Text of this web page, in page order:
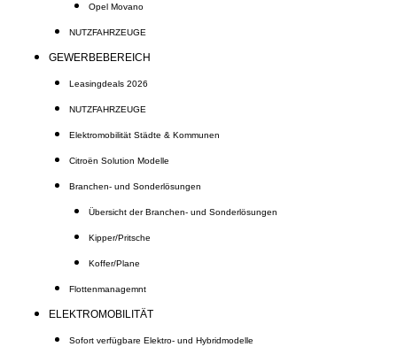
Opel Movano
NUTZFAHRZEUGE
GEWERBEBEREICH
Leasingdeals 2026
NUTZFAHRZEUGE
Elektromobilität Städte & Kommunen
Citroën Solution Modelle
Branchen- und Sonderlösungen
Übersicht der Branchen- und Sonderlösungen
Kipper/Pritsche
Koffer/Plane
Flottenmanagemnt
ELEKTROMOBILITÄT
Sofort verfügbare Elektro- und Hybridmodelle